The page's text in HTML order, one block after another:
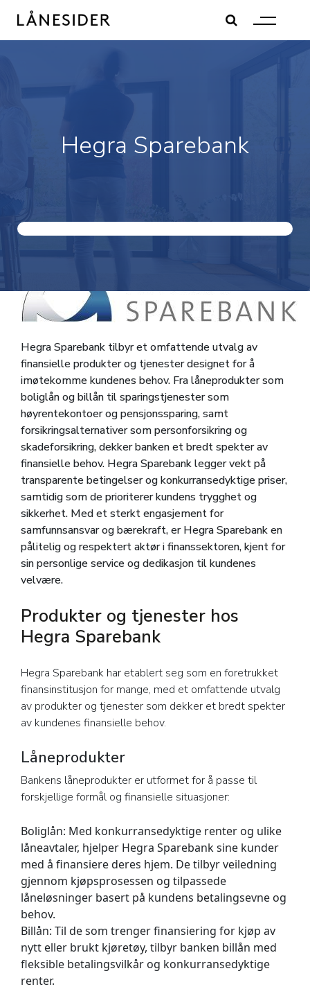
content
Hegra Sparebank
Hegra Sparebank tilbyr et omfattende utvalg av
finansielle produkter og tjenester designet for å
imøtekomme kundenes behov. Fra låneprodukter som
boliglån og billån til sparingstjenester som
høyrentekontoer og pensjonssparing, samt
forsikringsalternativer som personforsikring og
skadeforsikring, dekker banken et bredt spekter av
finansielle behov. Hegra Sparebank legger vekt på
transparente betingelser og konkurransedyktige priser,
samtidig som de prioriterer kundens trygghet og
sikkerhet. Med et sterkt engasjement for
samfunnsansvar og bærekraft, er Hegra Sparebank en
pålitelig og respektert aktør i finanssektoren, kjent for
sin personlige service og dedikasjon til kundenes
velvære.
Produkter og tjenester hos
Hegra Sparebank
Hegra Sparebank har etablert seg som en foretrukket
finansinstitusjon for mange, med et omfattende utvalg
av produkter og tjenester som dekker et bredt spekter
av kundenes finansielle behov.
Låneprodukter
Bankens låneprodukter er utformet for å passe til
forskjellige formål og finansielle situasjoner:
Boliglån: Med konkurransedyktige renter og ulike
låneavtaler, hjelper Hegra Sparebank sine kunder
med å finansiere deres hjem. De tilbyr veiledning
gjennom kjøpsprosessen og tilpassede
låneløsninger basert på kundens betalingsevne og
behov.
Billån: Til de som trenger finansiering for kjøp av
nytt eller brukt kjøretøy, tilbyr banken billån med
fleksible betalingsvilkår og konkurransedyktige
renter.